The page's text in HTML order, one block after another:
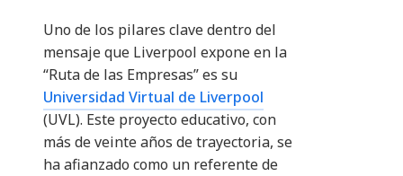
Uno de los pilares clave dentro del
mensaje que Liverpool expone en la
“Ruta de las Empresas” es su
Universidad Virtual de Liverpool
(UVL). Este proyecto educativo, con
más de veinte años de trayectoria, se
ha afianzado como un referente de